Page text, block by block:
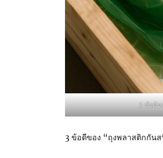
3 ข้อดีข
3 ข้อดีของ “ถุงพลาสติกกัน